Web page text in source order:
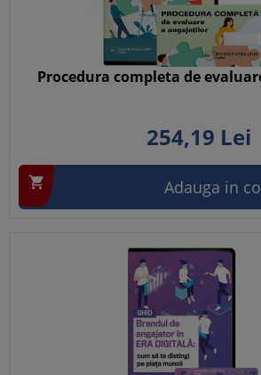
Procedura completa de
254,19 Lei
 Adauga in